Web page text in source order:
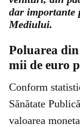
dar importante
Mediului.
Poluarea
mii de euro
Conform
Sănătate
valoarea